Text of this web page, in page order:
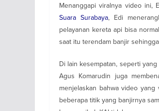
Menanggapi viralnya video ini,
Suara Surabaya, Edi
pelayanan kereta api bisa
saat itu terendam banjir
Di lain kesempatan, seperti
Agus Komarudin juga
menjelaskan bahwa video
beberapa titik yang banjirnya